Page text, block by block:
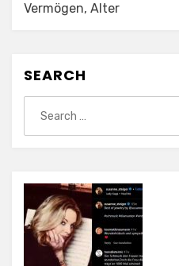
Vermögen, Alter
SEARCH
for: